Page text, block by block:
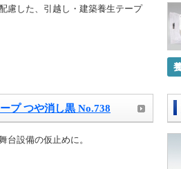
慮した、引越し・建築養生テープ
プ つや消し黒 No.738
台設備の仮止めに。